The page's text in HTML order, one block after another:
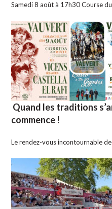
Samedi 8 août à 17h30 Course
Quand les traditions
commence !
Le rendez-vous incontournable